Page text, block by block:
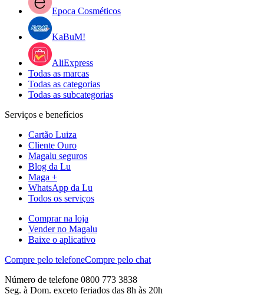
Epoca Cosméticos
KaBuM!
AliExpress
Todas as marcas
Todas as categorias
Todas as subcategorias
Serviços e benefícios
Cartão Luiza
Cliente Ouro
Magalu seguros
Blog da Lu
Maga +
WhatsApp da Lu
Todos os serviços
Comprar na loja
Vender no Magalu
Baixe o aplicativo
Compre pelo telefoneCompre pelo chat
Número de telefone 0800 773 3838
Seg. à Dom. exceto feriados das 8h às 20h